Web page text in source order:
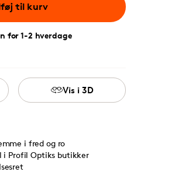
til kurv
for 1-2 hverdage
Vis i 3D
i fred og ro
i Profil Optiks butikker